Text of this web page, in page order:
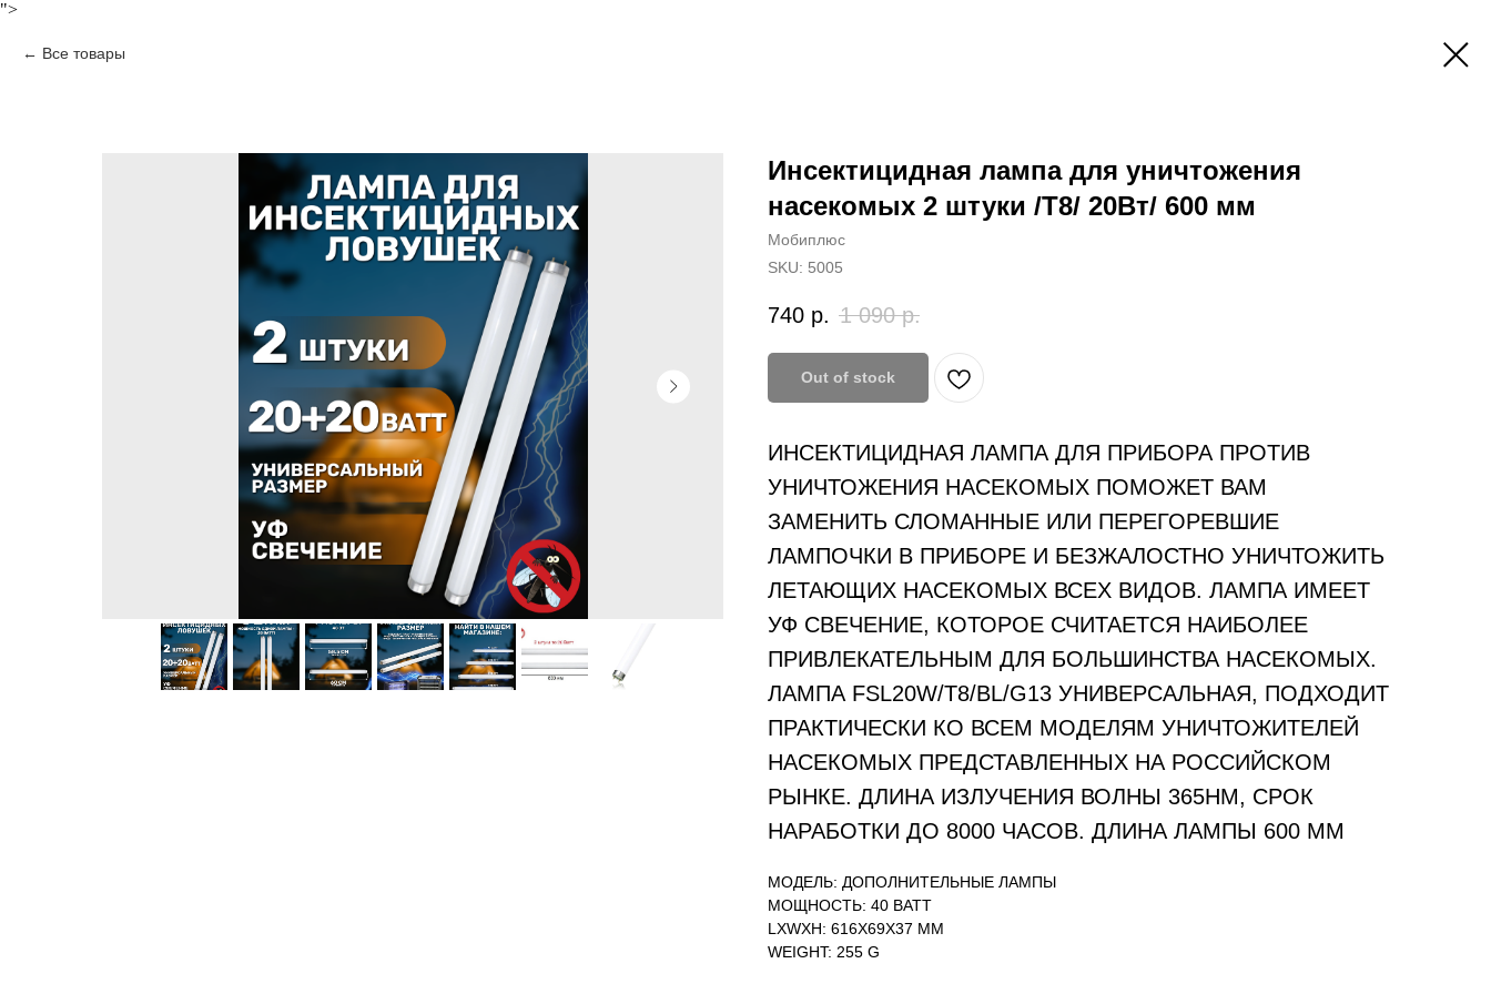
">
Все товары
Инсектицидная лампа для уничтожения
насекомых 2 штуки /Т8/ 20Вт/ 600 мм
Мобиплюс
SKU: 5005
740 р. 1 090 р.
Out of stock
ИНСЕКТИЦИДНАЯ ЛАМПА ДЛЯ ПРИБОРА ПРОТИВ
УНИЧТОЖЕНИЯ НАСЕКОМЫХ ПОМОЖЕТ ВАМ
ЗАМЕНИТЬ СЛОМАННЫЕ ИЛИ ПЕРЕГОРЕВШИЕ
ЛАМПОЧКИ В ПРИБОРЕ И БЕЗЖАЛОСТНО УНИЧТОЖИТЬ
ЛЕТАЮЩИХ НАСЕКОМЫХ ВСЕХ ВИДОВ. ЛАМПА ИМЕЕТ
УФ СВЕЧЕНИЕ, КОТОРОЕ СЧИТАЕТСЯ НАИБОЛЕЕ
ПРИВЛЕКАТЕЛЬНЫМ ДЛЯ БОЛЬШИНСТВА НАСЕКОМЫХ.
ЛАМПА FSL20W/T8/BL/G13 УНИВЕРСАЛЬНАЯ, ПОДХОДИТ
ПРАКТИЧЕСКИ КО ВСЕМ МОДЕЛЯМ УНИЧТОЖИТЕЛЕЙ
НАСЕКОМЫХ ПРЕДСТАВЛЕННЫХ НА РОССИЙСКОМ
РЫНКЕ. ДЛИНА ИЗЛУЧЕНИЯ ВОЛНЫ 365НМ, СРОК
НАРАБОТКИ ДО 8000 ЧАСОВ. ДЛИНА ЛАМПЫ 600 ММ
МОДЕЛЬ: ДОПОЛНИТЕЛЬНЫЕ ЛАМПЫ
МОЩНОСТЬ: 40 ВАТТ
LXWXH: 616X69X37 MM
WEIGHT: 255 G